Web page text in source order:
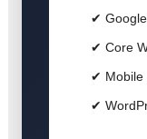
✔
✔ Core
✔ Mobile
✔